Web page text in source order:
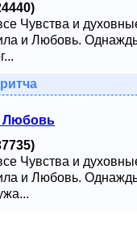
Чувства и
и Любовь.
Любовь
Чувства и
и Любовь.